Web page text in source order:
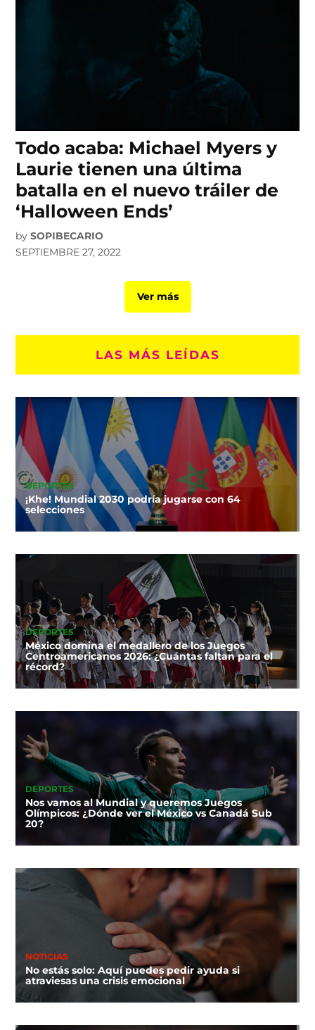
Todo acaba: Michael Myers y
Laurie tienen una última
batalla en el nuevo tráiler de
‘Halloween Ends’
by SOPIBECARIO
SEPTIEMBRE 27, 2022
Ver más
LAS MÁS LEÍDAS
DEPORTES
¡Khe! Mundial 2030 podría jugarse con 64
selecciones
DEPORTES
México domina el medallero de los Juegos
Centroamericanos 2026: ¿Cuántas faltan para el
récord?
DEPORTES
Nos vamos al Mundial y queremos Juegos
Olímpicos: ¿Dónde ver el México vs Canadá Sub
20?
NOTICIAS
No estás solo: Aquí puedes pedir ayuda si
atraviesas una crisis emocional